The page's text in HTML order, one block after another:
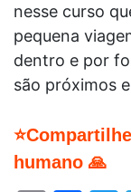
nesse curso
pequena
dentro e por
são próximos
humano 🙏